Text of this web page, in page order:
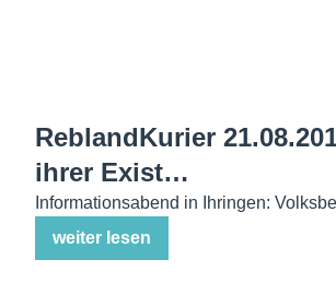
ReblandKurier
ihrer Exist…
Informationsabend in Ihringen:
weiter lesen